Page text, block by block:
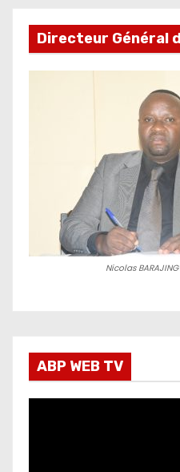
Directeur Général
Nicolas
ABP WEB TV